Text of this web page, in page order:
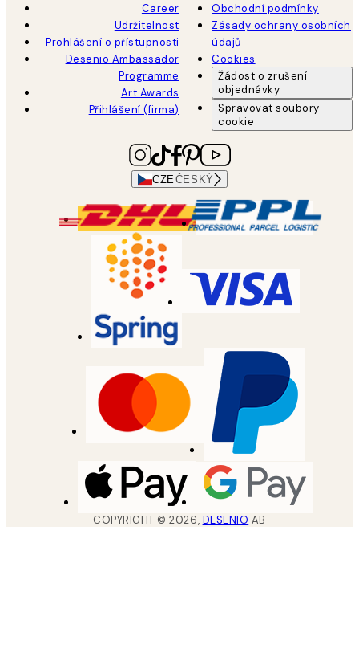
Career
Udržitelnost
Prohlášení o přístupnosti
Desenio Ambassador
Programme
Art Awards
Přihlášení (firma)
Obchodní podmínky
Zásady ochrany osobních
údajů
Cookies
Žádost o zrušení
objednávky
Spravovat soubory
cookie
CZE ČESKÝ
COPYRIGHT ©2026, DESENIO AB